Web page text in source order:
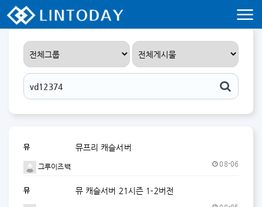
리니지 프리서버 홍보 및 프리서버 홍보 커뮤니티 사이트 린투데이 입니다.
뮤 뮤프리 캐슬서버
그루이즈백 08-06
뮤 뮤 캐슬서버 21시즌 1-2버전